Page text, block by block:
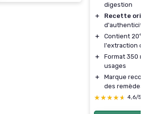
digestion
＋
Recette
d'authenticité
＋
Contient 20°
l'extraction
＋
Format 350
usages
＋
Marque
des remèdes
★★★★★
★★★★★ 4,6/5